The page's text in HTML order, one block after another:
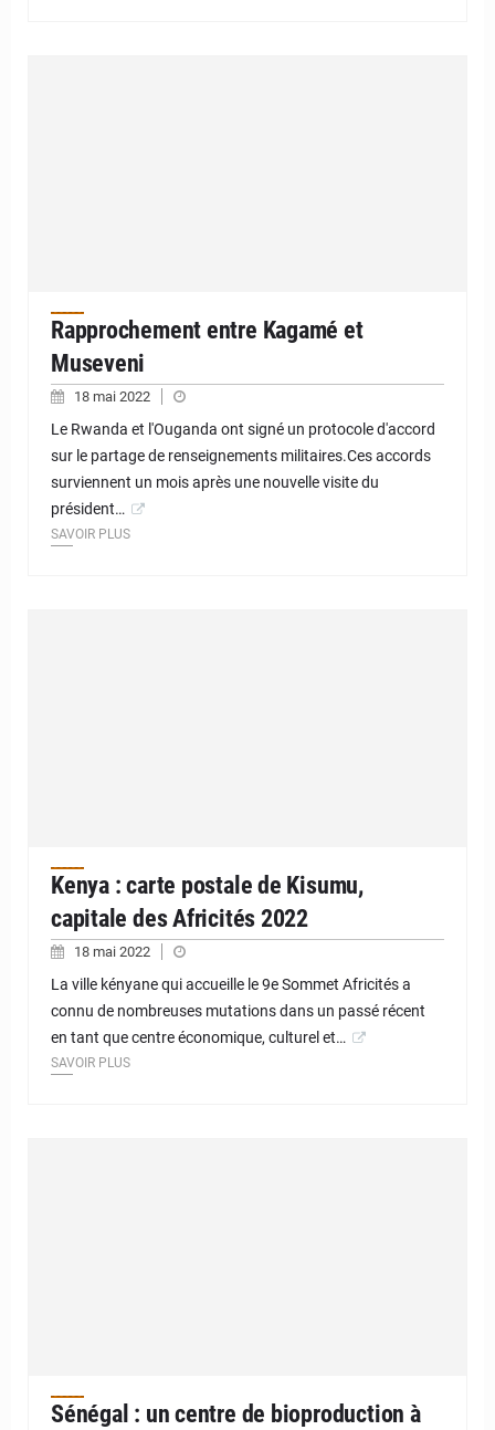
Rapprochement entre Kagamé et
Museveni
18 mai 2022
Le Rwanda et l'Ouganda ont signé un protocole d'accord
sur le partage de renseignements militaires.Ces accords
surviennent un mois après une nouvelle visite du
président…
SAVOIR PLUS
Kenya : carte postale de Kisumu,
capitale des Africités 2022
18 mai 2022
La ville kényane qui accueille le 9e Sommet Africités a
connu de nombreuses mutations dans un passé récent
en tant que centre économique, culturel et…
SAVOIR PLUS
Sénégal : un centre de bioproduction à